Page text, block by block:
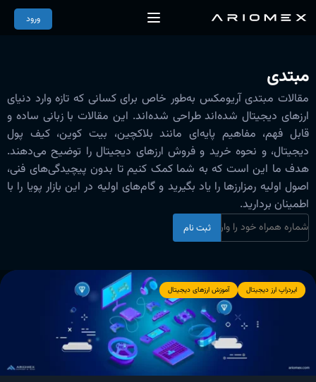
ورود
مبتدی
مقالات مبتدی آریومکس به‌طور خاص برای کسانی که تازه وارد دنیای
ارزهای دیجیتال شده‌اند طراحی شده‌اند. این مقالات با زبانی ساده و
قابل فهم، مفاهیم پایه‌ای مانند بلاکچین، بیت کوین، کیف پول
دیجیتال، و نحوه خرید و فروش ارزهای دیجیتال را توضیح می‌دهند.
هدف ما این است که به شما کمک کنیم تا بدون پیچیدگی‌های فنی،
اصول اولیه رمزارزها را یاد بگیرید و گام‌های اولیه در این بازار پویا را با
اطمینان بردارید.
ثبت نام
ایردراپ ارز دیجیتال آموزش ارزهای دیجیتال